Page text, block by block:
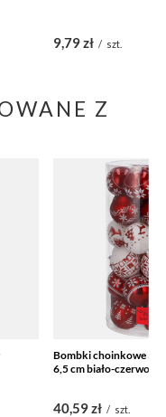
9,79 zł / szt.
Z
Bombki choinkowe 30
6,5 cm biało-czerwone
40,59 zł / szt.